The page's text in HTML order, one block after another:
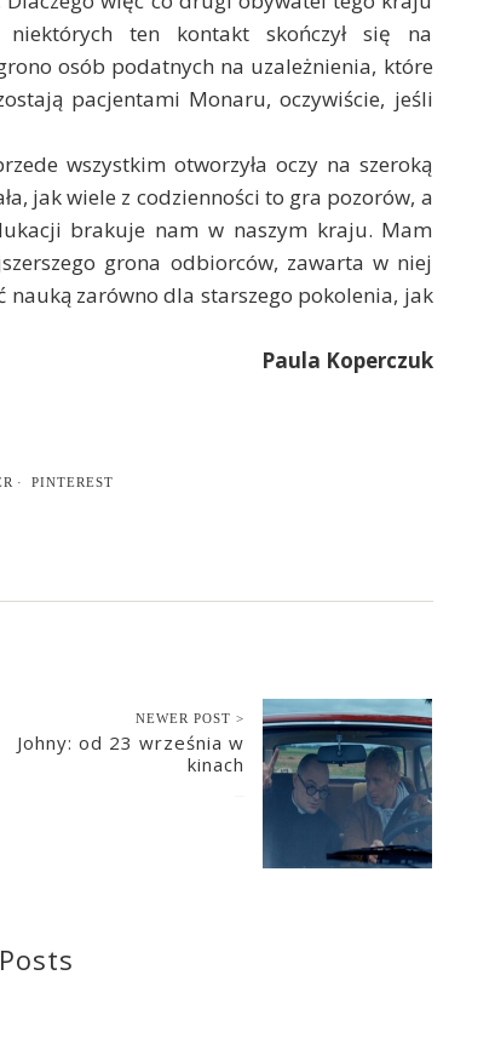
ten kontakt skończył się na
osób podatnych na uzależnienia, które
pacjentami Monaru, oczywiście, jeśli
wszystkim otworzyła oczy na szeroką
jak wiele z codzienności to gra pozorów, a
brakuje nam w naszym kraju. Mam
grona odbiorców, zawarta w niej
zarówno dla starszego pokolenia, jak
Paula Koperczuk
PINTEREST
NEWER POST >
Johny: od 23 września w
kinach